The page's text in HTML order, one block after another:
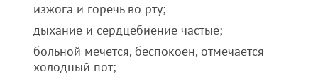
изжога и горечь во рту;
дыхание и сердцебиение частые;
больной мечется, беспокоен, отмечается
холодный пот;